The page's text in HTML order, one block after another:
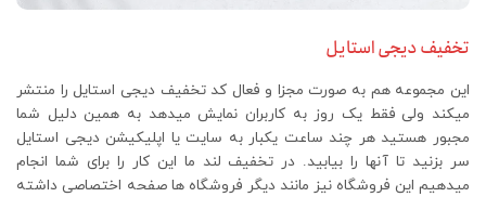
تخفیف دیجی استایل
این مجموعه هم به صورت مجزا و فعال کد تخفیف دیجی استایل را منتشر
میکند ولی فقط یک روز به کاربران نمایش میدهد به همین دلیل شما
مجبور هستید هر چند ساعت یکبار به سایت یا اپلیکیشن دیجی استایل
سر بزنید تا آنها را بیابید. در تخفیف لند ما این کار را برای شما انجام
میدهیم این فروشگاه نیز مانند دیگر فروشگاه ها صفحه اختصاصی داشته